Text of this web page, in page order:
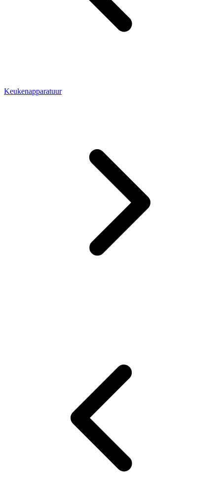
Keukenapparatuur